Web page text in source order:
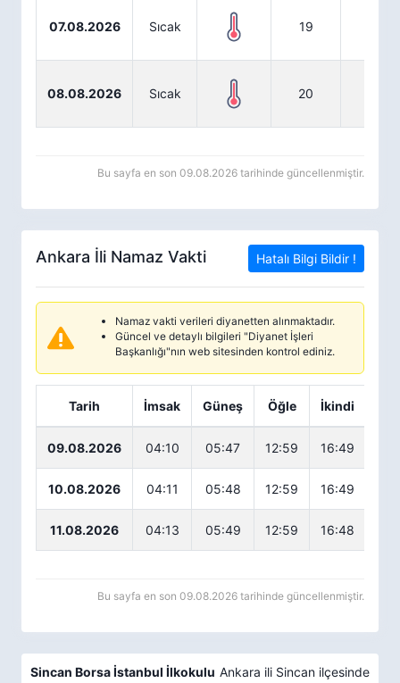
07.08.2026 Sıcak 19
08.08.2026 Sıcak 20
Bu sayfa en son 09.08.2026 tarihinde güncellenmiştir.
Ankara İli Namaz Vakti Hatalı Bilgi Bildir !
Namaz vakti verileri diyanetten alınmaktadır.
Güncel ve detaylı bilgileri "Diyanet İşleri
Başkanlığı"nın web sitesinden kontrol ediniz.
Tarih İmsak Güneş Öğle İkindi
09.08.2026 04:10 05:47 12:59 16:49
10.08.2026 04:11 05:48 12:59 16:49
11.08.2026 04:13 05:49 12:59 16:48
Bu sayfa en son 09.08.2026 tarihinde güncellenmiştir.
Sincan Borsa İstanbul İlkokulu Ankara ili Sincan ilçesinde